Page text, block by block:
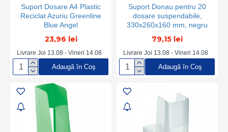
Suport Dosare A4 Plastic
Reciclat Azuriu Greenline
Blue Angel
23,96 lei
Livrare Joi 13.08 - Vineri 14.08
Adaugă în Coş
Suport Donau pentru 20
dosare suspendabile,
330x260x160 mm, negru
79,15 lei
Livrare Joi 13.08 - Vineri 14.08
Adaugă în Coş